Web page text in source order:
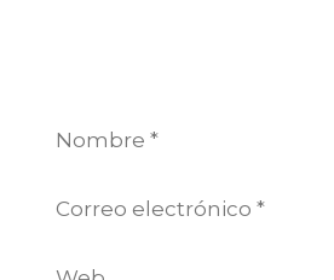
Nombre